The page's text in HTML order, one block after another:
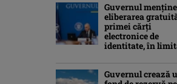
Guvernul menține
eliberarea
primei cărţi
electronice de
identitate, în
Guvernul crează